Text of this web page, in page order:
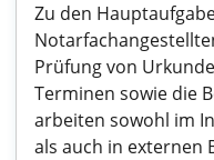
Zu den
Prüfung von
Terminen sowie die
arbeiten sowohl im
als auch in externen